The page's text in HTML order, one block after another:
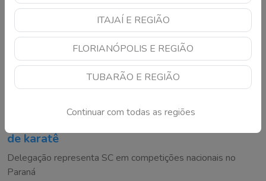
ITAJAÍ E REGIÃO
FLORIANÓPOLIS E REGIÃO
TUBARÃO E REGIÃO
Continuar com todas as regiões
de karatê
Delegação representa SC em competições nacionais no
Paraná